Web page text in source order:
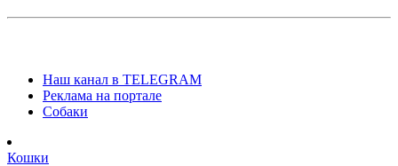
Наш канал в TELEGRAM
Реклама на портале
Собаки
Кошки